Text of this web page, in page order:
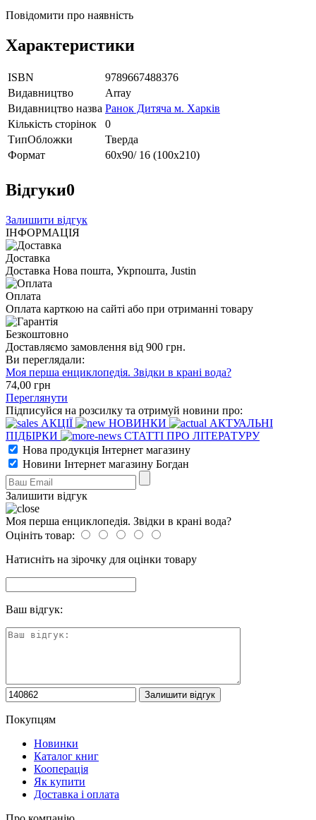
Повідомити про наявність
Характеристики
ISBN
9789667488376
Видавництво
Array
Видавництво назва Ранок Дитяча м. Харків
Кількість сторінок
0
ТипОбложки
Тверда
Формат
60х90/ 16 (100х210)
Відгуки0
Залишити відгук
ІНФОРМАЦІЯ
Доставка
Доставка Нова пошта, Укрпошта, Justin
Оплата
Оплата карткою на сайті або при отриманні товару
Безкоштовно
Доставляємо замовлення від 900 грн.
Ви переглядали:
Моя перша енциклопедія. Звідки в крані вода?
74,00 грн
Переглянути
Підписуйся на розсилку та отримуй новини про:
АКЦІЇ
НОВИНКИ
АКТУАЛЬНІ
ПІДБІРКИ
СТАТТІ ПРО ЛІТЕРАТУРУ
Нова продукція Інтернет магазину
Новини Інтернет магазину Богдан
Залишити відгук
Моя перша енциклопедія. Звідки в крані вода?
Оцініть товар:
Натисніть на зірочку для оцінки товару
Ваш відгук:
Покупцям
Новинки
Каталог книг
Кооперація
Як купити
Доставка і оплата